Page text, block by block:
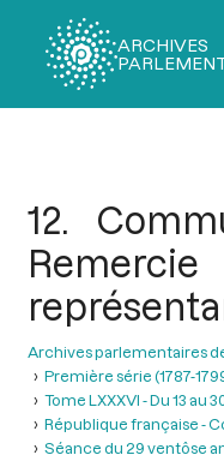
ARCHIVES
12.
Archives parlementaires
Première série (1787-
Tome LXXXVI - Du 13 au
République française -
Séance du 29 ventôse an